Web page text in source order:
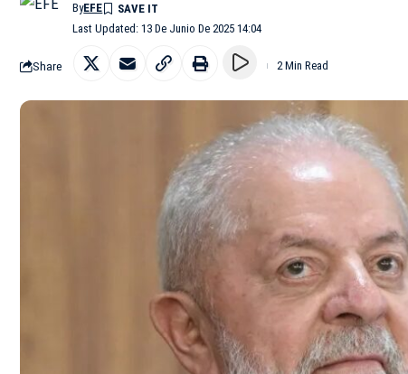
Last Updated: 13 De Junio De 2025 14:04
ByEFE
Share 2 Min Read